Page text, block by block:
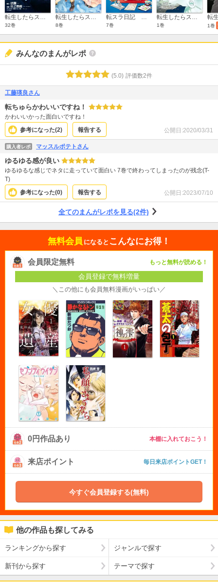
32巻
転生したらスライムだった件－魔物の国の歩き方－
8巻
転スラ日記 転生したらスライムだった件
7巻
転生したらスライムだった件 特装版(9)
1巻 1巻
みんなのまんがレポ
(5.0) 評価数2件
工藤瑛良さん
転ちゅらかわいいですね！
かわいいかった面白いですね！
参考になった(2) 報告する 公開日:2020/03/31
購入者レポ マッスルポテトさん
ゆるゆる感が良い
ゆるゆるな感じでネタに走っていて面白い 7巻で終わってしまったのが残念(T-
T)
参考になった(0) 報告する 公開日:2023/07/10
全てのまんがレポを見る(2件)
無料会員 になると こんなにお得！
会員限定無料 もっと無料が読める！
会員登録で無料増量
＼この他にも会員無料漫画がいっぱい／
0円作品あり 本棚に入れておこう！
来店ポイント 毎日来店ポイントGET！
今すぐ会員登録する(無料)
他の作品も探してみる
ランキングから探す ジャンルで探す
新刊から探す テーマで探す